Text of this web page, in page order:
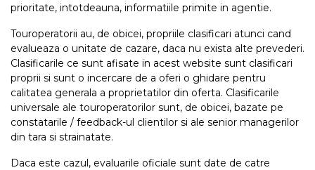
prioritate, intotdeauna, informatiile primite in agentie.
Touroperatorii au, de obicei, propriile clasificari atunci cand
evalueaza o unitate de cazare, daca nu exista alte prevederi.
Clasificarile ce sunt afisate in acest website sunt clasificari
proprii si sunt o incercare de a oferi o ghidare pentru
calitatea generala a proprietatilor din oferta. Clasificarile
universale ale touroperatorilor sunt, de obicei, bazate pe
constatarile / feedback-ul clientilor si ale senior managerilor
din tara si strainatate.
Daca este cazul, evaluarile oficiale sunt date de catre